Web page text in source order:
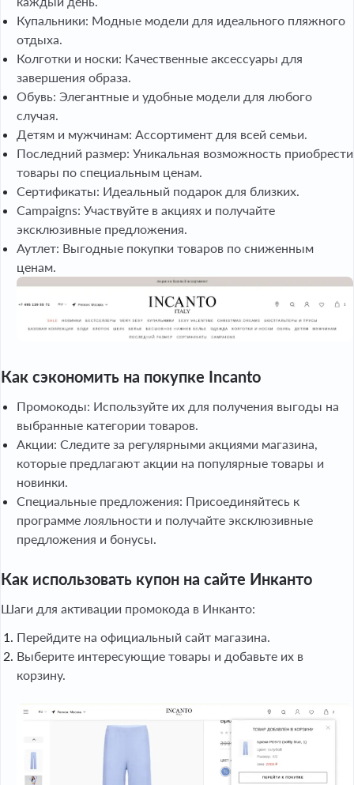
Купальники: Модные модели для идеального пляжного
отдыха.
Колготки и носки: Качественные аксессуары для
завершения образа.
Обувь: Элегантные и удобные модели для любого
случая.
Детям и мужчинам: Ассортимент для всей семьи.
Последний размер: Уникальная возможность приобрести
товары по специальным ценам.
Сертификаты: Идеальный подарок для близких.
Campaigns: Участвуйте в акциях и получайте
эксклюзивные предложения.
Аутлет: Выгодные покупки товаров по сниженным
ценам.
Как сэкономить на покупке Incanto
Промокоды: Используйте их для получения выгоды на
выбранные категории товаров.
Акции: Следите за регулярными акциями магазина,
которые предлагают акции на популярные товары и
новинки.
Специальные предложения: Присоединяйтесь к
программе лояльности и получайте эксклюзивные
предложения и бонусы.
Как использовать купон на сайте Инканто
Шаги для активации промокода в Инканто:
Перейдите на официальный сайт магазина.
Выберите интересующие товары и добавьте их в
корзину.